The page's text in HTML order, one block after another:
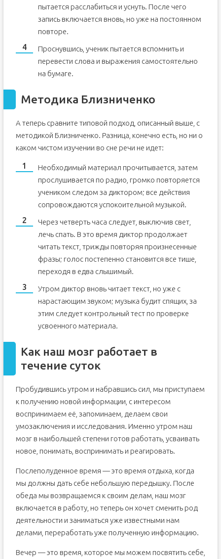
пытается расслабиться и уснуть. После чего
запись включается вновь, но уже на постоянном
повторе.
Проснувшись, ученик пытается вспомнить и
перевести слова и выражения самостоятельно
на бумаге.
Методика Близниченко
А теперь сравните типовой подход, описанный выше, с
методикой Близниченко. Разница, конечно есть, но ни о
каком чистом изучении во сне речи не идет:
Необходимый материал прочитывается, затем
прослушивается по радио, громко повторяется
учеником следом за диктором; все действия
сопровождаются успокоительной музыкой.
Через четверть часа следует, выключив свет,
лечь спать. В это время диктор продолжает
читать текст, трижды повторяя произнесенные
фразы; голос постепенно становится все тише,
переходя в едва слышимый.
Утром диктор вновь читает текст, но уже с
нарастающим звуком; музыка будит спящих, за
этим следует контрольный тест по проверке
усвоенного материала.
Как наш мозг работает в
течение суток
Пробудившись утром и набравшись сил, мы приступаем
к получению новой информации, с интересом
воспринимаем её, запоминаем, делаем свои
умозаключения и исследования. Именно утром наш
мозг в наибольшей степени готов работать, усваивать
новое, понимать, воспринимать и реагировать.
Послеполуденное время — это время отдыха, когда
мы должны дать себе небольшую передышку. После
обеда мы возвращаемся к своим делам, наш мозг
включается в работу, но теперь он хочет сменить род
деятельности и заниматься уже известными нам
делами, переработать уже полученную информацию.
Вечер — это время, которое мы можем посвятить себе,